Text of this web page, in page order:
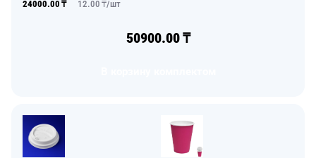
24000.00 ₸ 12.00 ₸/шт
50900.00₸